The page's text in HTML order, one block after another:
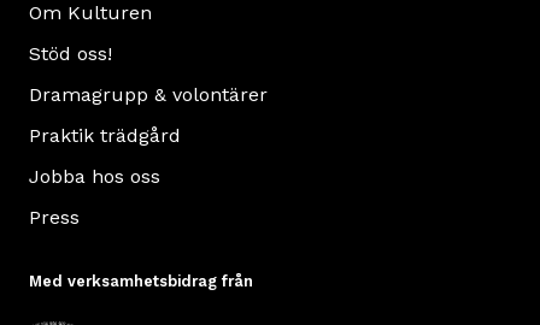
Om Kulturen
Stöd oss!
Dramagrupp & volontärer
Praktik trädgård
Jobba hos oss
Press
Med verksamhetsbidrag från